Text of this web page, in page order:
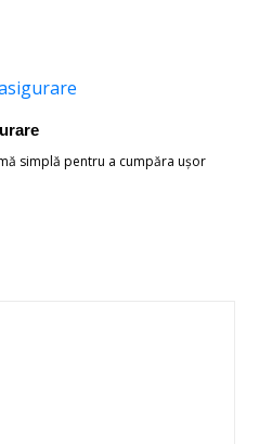
simplă pentru a cumpăra ușor